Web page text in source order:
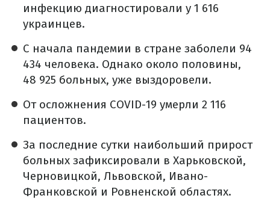
инфекцию диагностировали у 1 616
украинцев.
С начала пандемии в стране заболели 94
434 человека. Однако около половины,
48 925 больных, уже выздоровели.
От осложнения COVID-19 умерли 2 116
пациентов.
За последние сутки наибольший прирост
больных зафиксировали в Харьковской,
Черновицкой, Львовской, Ивано-
Франковской и Ровненской областях.